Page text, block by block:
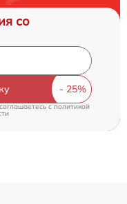
со
cполитикой